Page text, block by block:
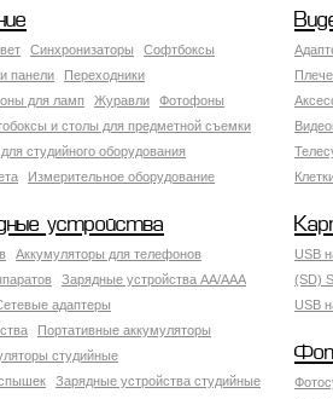
Синхронизаторы
Софтбоксы
панели
Переходники
для ламп Журавли
Фотофоны
и столы для предметной съемки
студийного оборудования
Измерительное оборудование
устройства
Аккумуляторы для телефонов
Зарядные устройства AA/AAA
адаптеры
Портативные аккумуляторы
студийные
Зарядные устройства студийные
USB
(SD)
USB